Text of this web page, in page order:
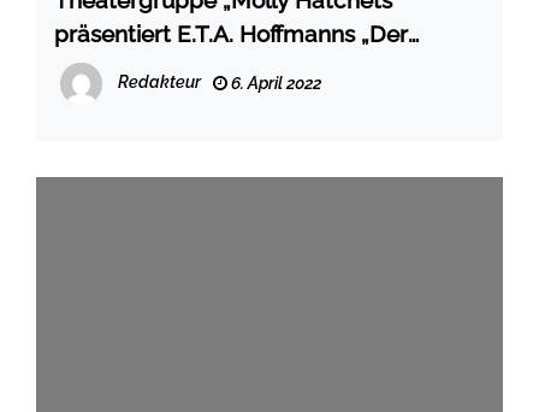
präsentiert E.T.A. Hoffmanns „Der
Sandmann“ in der Kieler Mensa
Redakteur 6. April 2022